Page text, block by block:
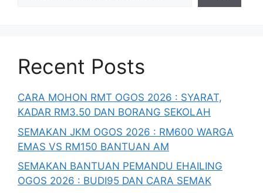
Recent Posts
CARA MOHON RMT OGOS 2026 : SYARAT,
KADAR RM3.50 DAN BORANG SEKOLAH
SEMAKAN JKM OGOS 2026 : RM600 WARGA
EMAS VS RM150 BANTUAN AM
SEMAKAN BANTUAN PEMANDU EHAILING
OGOS 2026 : BUDI95 DAN CARA SEMAK